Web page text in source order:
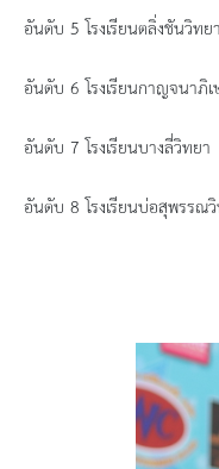
ประกาศเชิญชว
ยกเลิกประกาศ
ยกเลิกประกาศผู้
เปลี่ยนแปลงปร
ประกาศขายท
ประกาศกำห
อันดับ 5 โรงเรียนตลิ่งชันวิทยา
อันดับ 6 โรงเรียนกาญจนาภิ
อันดับ 7 โรงเรียนบางลี่วิทยา
อันดับ 8 โรงเรียนบ่อสุพรรณ